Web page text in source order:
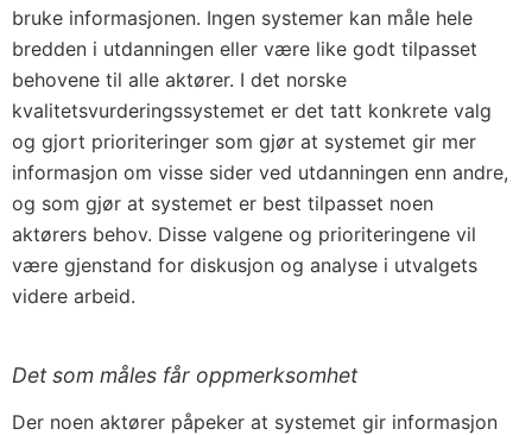
bruke informasjonen. Ingen systemer kan måle hele
bredden i utdanningen eller være like godt tilpasset
behovene til alle aktører. I det norske
kvalitetsvurderingssystemet er det tatt konkrete valg
og gjort prioriteringer som gjør at systemet gir mer
informasjon om visse sider ved utdanningen enn andre,
og som gjør at systemet er best tilpasset noen
aktørers behov. Disse valgene og prioriteringene vil
være gjenstand for diskusjon og analyse i utvalgets
videre arbeid.
Det som måles får oppmerksomhet
Der noen aktører påpeker at systemet gir informasjon